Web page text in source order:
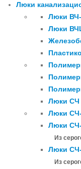
Люки
Люки
Люки
Люки СЧ
Люки
Люки
Из
Люки
Из